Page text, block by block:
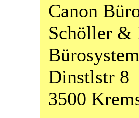
Canon
Schöller &
Dinstlstr 8
3500